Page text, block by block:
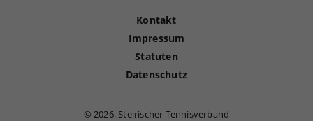
Kontakt
Impressum
Statuten
Datenschutz
©2026, Steirischer Tennisverband